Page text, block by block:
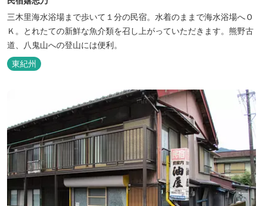
三木里海水浴場まで歩いて１分の民宿。水着のままで海水浴場へＯ
Ｋ。とれたての新鮮な魚介類を召し上がっていただきます。熊野古
道、八鬼山への登山には便利。
東紀州